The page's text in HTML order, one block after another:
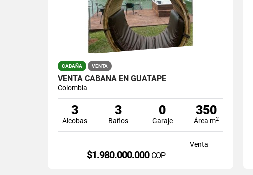
CABAÑA VENTA
VENTA CABAÑA EN GUATAPE
Colombia
3
Alcobas
3
Baños
0
Garaje
350
Área m2
Venta
$1.980.000.000 COP